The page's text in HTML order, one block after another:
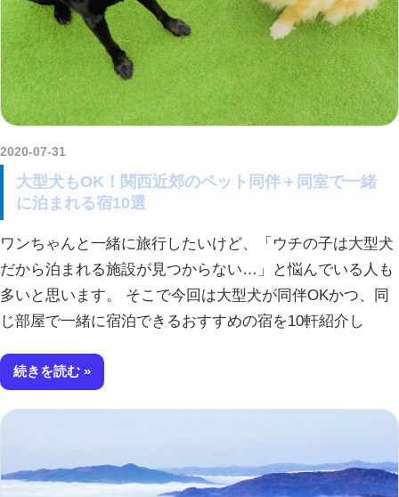
2020-07-31
大型犬もOK！関西近郊のペット同伴＋同室で一緒
に泊まれる宿10選
ワンちゃんと一緒に旅行したいけど、「ウチの子は大型犬
だから泊まれる施設が見つからない…」と悩んでいる人も
多いと思います。 そこで今回は大型犬が同伴OKかつ、同
じ部屋で一緒に宿泊できるおすすめの宿を10軒紹介し
続きを読む